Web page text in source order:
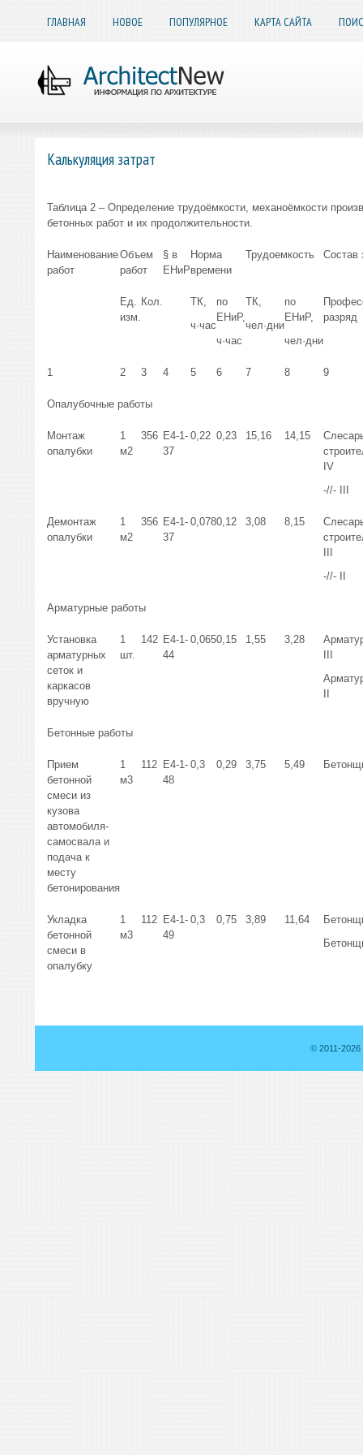
ГЛАВНАЯ НОВОЕ ПОПУЛЯРНОЕ КАРТА САЙТА
Калькуляция затрат
Таблица 2 – Определение трудоёмкости, механоёмкости
бетонных работ и их продолжительности.
Наименование
работ
Объем
работ
§ в
ЕНиР
Норма
времени
Трудоемкость Состав
Ед.
изм.
Кол.
ТК,
ч·час
по
ЕНиР,
ч·час
ТК,
чел·дни
по
ЕНиР,
чел·дни
разряд
1 2 3 4 5 6 7 8 9
Опалубочные работы
Монтаж
опалубки
1
м2
356 Е4-1-
37
0,22 0,23 15,16 14,15
IV
-//- III
Демонтаж
опалубки
1
м2
356 Е4-1-
37
0,0780,12 3,08 8,15
-//- II
Арматурные работы
Установка
арматурных
сеток и
каркасов
вручную
1
шт.
142 Е4-1-
44
0,0650,15 1,55 3,28
Бетонные работы
Прием
бетонной
смеси из
кузова
автомобиля-
самосвала и
подача к
месту
бетонирования
1
м3
112
Е4-1-
48
0,3 0,29 3,75 5,49
Укладка
бетонной
смеси в
опалубку
1
м3
112
Е4-1-
49
0,3 0,75 3,89 11,64
© 2011-2026